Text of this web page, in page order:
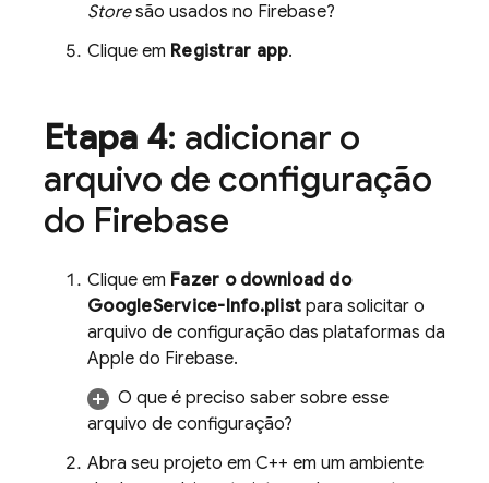
Storesão usados no Firebase?
Clique em Registrar app.
Etapa 4: adicionar o
arquivo de configuração
do Firebase
Clique em Fazer o download do
GoogleService-Info.plist para solicitar o
arquivo de configuração das plataformas da
Apple do Firebase.
O que é preciso saber sobre esse
arquivo de configuração?
Abra seu projeto em C++ em um ambiente